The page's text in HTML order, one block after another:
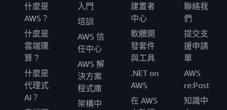
什麼是
AWS？
什麼是
雲端運
算？
什麼是
代理式
AI？
入門
培訓
AWS 信
任中心
AWS 解
決方案
程式庫
架構中
建置者
中心
軟體開
發套件
與工具
.NET on
AWS
在 AWS
聯絡我
們
提交支
援申請
單
AWS
re:Post
知識中